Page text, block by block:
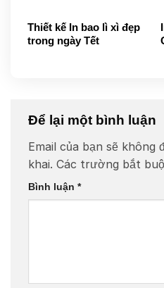
Thiết kế In bao lì xì đẹp
trong ngày Tết
Để lại một bình luận
Email của bạn sẽ không
khai. Các trường bắt
Bình luận *